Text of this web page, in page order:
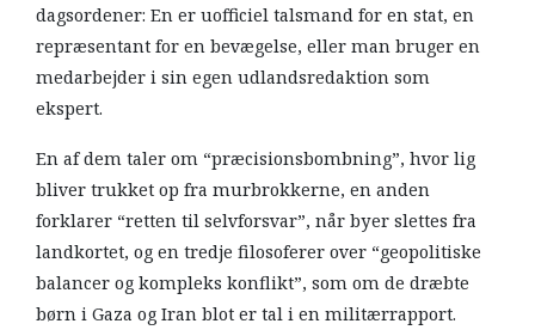
dagsordener: En er uofficiel talsmand for en stat, en
repræsentant for en bevægelse, eller man bruger en
medarbejder i sin egen udlandsredaktion som
ekspert.
En af dem taler om “præcisionsbombning”, hvor lig
bliver trukket op fra murbrokkerne, en anden
forklarer “retten til selvforsvar”, når byer slettes fra
landkortet, og en tredje filosoferer over “geopolitiske
balancer og kompleks konflikt”, som om de dræbte
børn i Gaza og Iran blot er tal i en militærrapport.